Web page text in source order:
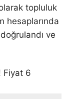
topluluk
hesaplarında
ve